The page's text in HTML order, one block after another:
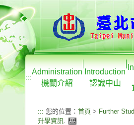
:::
Administration
機關介紹
Introduction
認識中山
::: 您的位置： 首頁 > Further
升學資訊.